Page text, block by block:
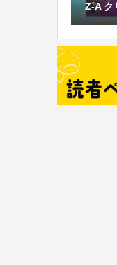
Z-A ク